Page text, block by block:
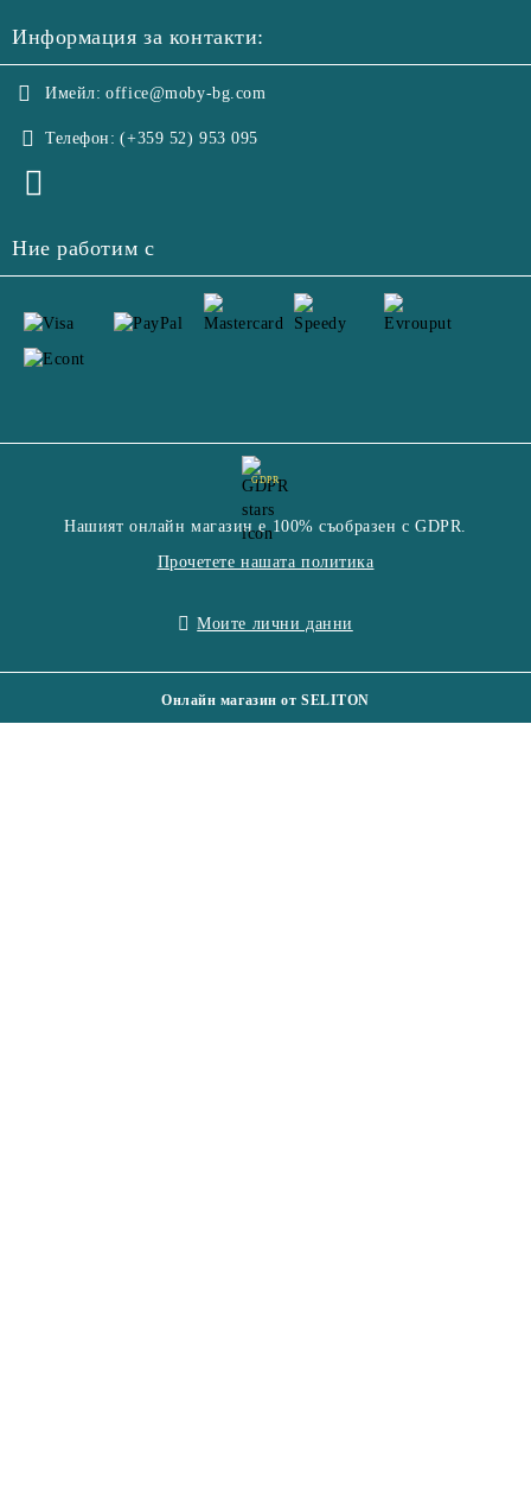
Информация за контакти:
Имейл: office@moby-bg.com
Телефон: (+359 52) 953 095
Ние работим с
GDPR
Нашият онлайн магазин е 100% съобразен с GDPR.
Прочетете нашата политика
Моите лични данни
Онлайн магазин от SELITON